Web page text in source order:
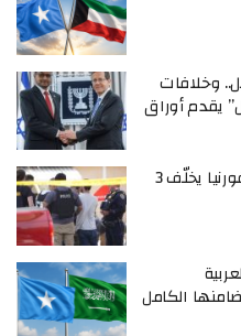
وخلافات
يقدم أوراق
هجوم على مركز إسلامي في كاليفورنيا يخلّف 3
الكامل